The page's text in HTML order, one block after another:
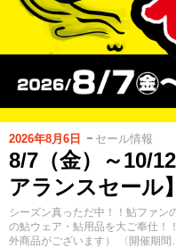
2026年8月6日 セール情報
8/7（金）～10/
アランスセール
シーズン真っただ中！！鮎ファン
の鮎ウェア・鮎用品を大ご奉仕！
外商品がございます） 〈開催期